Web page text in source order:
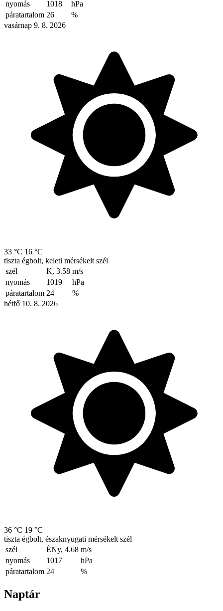
nyomás 1018
hPa
páratartalom 26
%
vasárnap 9. 8. 2026
33 °C 16 °C
tiszta égbolt, keleti mérsékelt szél
szél
K, 3.58 m/s
nyomás
1019
hPa
páratartalom 24
%
hétfő 10. 8. 2026
36 °C 19 °C
tiszta égbolt, északnyugati mérsékelt szél
szél
ÉNy, 4.68 m/s
nyomás
1017
hPa
páratartalom 24 %
Naptár